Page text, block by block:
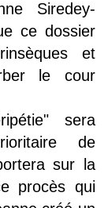
Siredey-
ce dossier
et
le cour
sera
de
sur la
procès qui